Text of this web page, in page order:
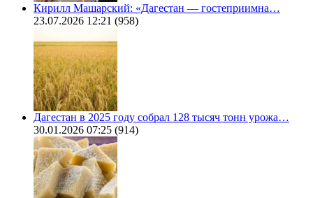
Кирилл Машарский: «Дагестан — гостеприимна…
23.07.2026 12:21 (958)
Дагестан в 2025 году собрал 128 тысяч тонн урожа…
30.01.2026 07:25 (914)